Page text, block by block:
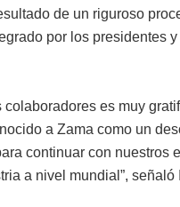
de un riguroso
por los presidentes
colaboradores es muy
a Zama como un
continuar con nuestros
a nivel mundial”,